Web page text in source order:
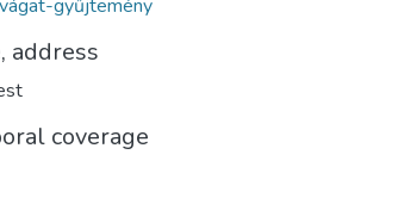
gyűjtemény
address
coverage